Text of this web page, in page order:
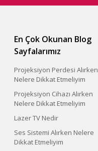
Gönder
En Çok Okunan Blog
Sayfalarımız
Projeksiyon Perdesi Alırken
Nelere Dikkat Etmeliyim
Projeksiyon Cihazı Alırken
Nelere Dikkat Etmeliyim
Lazer TV Nedir
Ses Sistemi Alırken Nelere
Dikkat Etmeliyim